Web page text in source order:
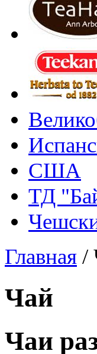
США
ТД
Главная /
Чай
Чаи